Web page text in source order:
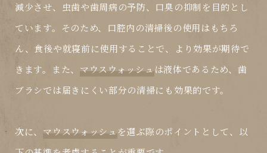
減少させ、虫歯や歯周病の予防、口臭の抑制を目的とし
ています。そのため、口腔内の清掃後の使用はもちろ
ん、食後や就寝前に使用することで、より効果が期待で
きます。また、 マウスウォッシュ は液体であるため、歯
ブラシでは届きにくい部分の清掃にも効果的です。
次に、 マウスウォッシュ を選ぶ際のポイントとして、以